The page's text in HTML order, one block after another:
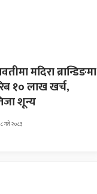
मदिरा ब्रान्डिङमा
१० लाख खर्च,
शून्य
गते २०८३